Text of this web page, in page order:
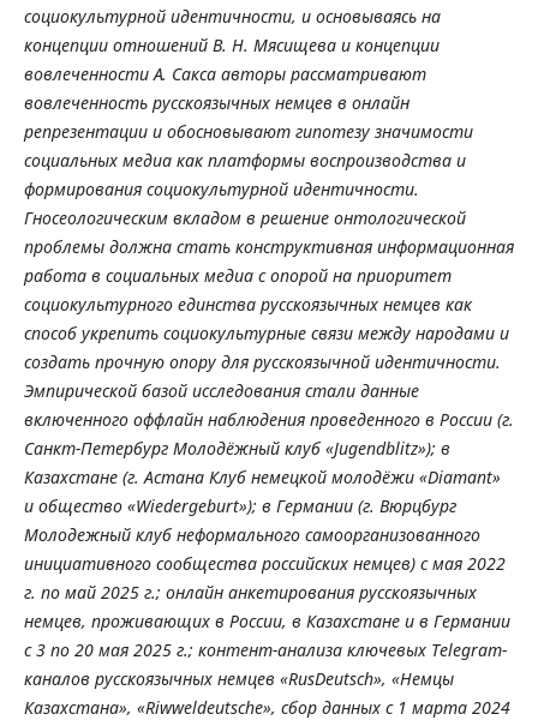
социокультурной идентичности, и основываясь на
концепции отношений В. Н. Мясищева и концепции
вовлеченности А. Сакса авторы рассматривают
вовлеченность русскоязычных немцев в онлайн
репрезентации и обосновывают гипотезу значимости
социальных медиа как платформы воспроизводства и
формирования социокультурной идентичности.
Гносеологическим вкладом в решение онтологической
проблемы должна стать конструктивная информационная
работа в социальных медиа с опорой на приоритет
социокультурного единства русскоязычных немцев как
способ укрепить социокультурные связи между народами и
создать прочную опору для русскоязычной идентичности.
Эмпирической базой исследования стали данные
включенного оффлайн наблюдения проведенного в России (г.
Санкт-Петербург Молодёжный клуб «Jugendblitz»); в
Казахстане (г. Астана Клуб немецкой молодёжи «Diamant»
и общество «Wiedergeburt»); в Германии (г. Вюрцбург
Молодежный клуб неформального самоорганизованного
инициативного сообщества российских немцев) с мая 2022
г. по май 2025 г.; онлайн анкетирования русскоязычных
немцев, проживающих в России, в Казахстане и в Германии
с 3 по 20 мая 2025 г.; контент-анализа ключевых Telegram-
каналов русскоязычных немцев «RusDeutsch», «Немцы
Казахстана», «Riwweldeutsche», сбор данных с 1 марта 2024